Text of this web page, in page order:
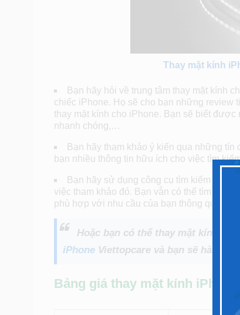
Thay mặt kính
Bạn hãy hỏi về trung tâm thay mặt kính
chiếc iPhone. Họ sẽ cho bạn những review
thay mặt kính cho iPhone. Bạn sẽ biết
nhanh chóng,…
Bạn hãy tham khảo ý kiến qua những
bạn nhiều thông tin hữu ích cho việc tìm
Bạn hãy sử dụng công cụ tìm kiếm
việc tham khảo đó. Bạn vẫn có thể tìm ra
phù hợp với nhu cầu của bạn thông qua
Hoặc bạn có thể thay mặt kính
iPhone Viettopcare và bạn sẽ hài
Bảng giá thay mặt kính